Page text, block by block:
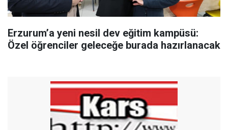
Erzurum’a yeni nesil dev eğitim kampüsü:
Özel öğrenciler geleceğe burada hazırlanacak